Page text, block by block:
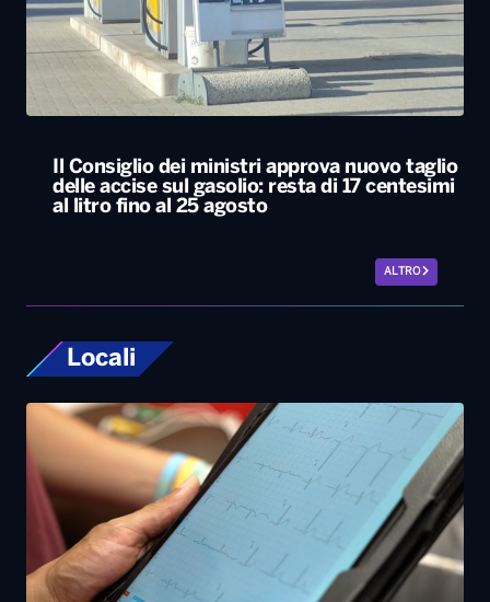
Il Consiglio dei ministri approva nuovo taglio
delle accise sul gasolio: resta di 17 centesimi
al litro fino al 25 agosto
ALTRO
Locali